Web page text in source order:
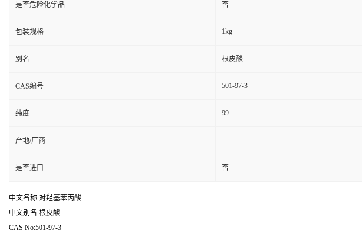
是否危险化学品 否
包装规格 1kg
别名 根皮酸
CAS编号 501-97-3
纯度 99
产地/厂商
是否进口 否
中文名称:对羟基苯丙酸
中文别名:根皮酸
CAS No:501-97-3